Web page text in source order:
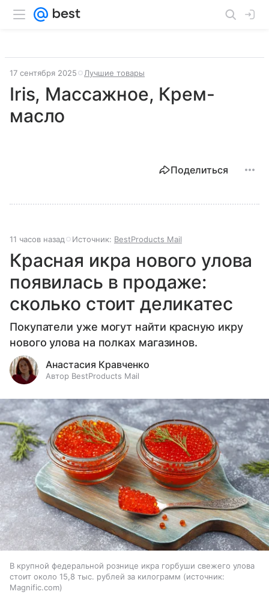
17 сентября 2025 Лучшие товары
Iris, Массажное, Крем-
масло
Поделиться
11 часов назад Источник: BestProducts Mail
Красная икра нового улова
появилась в продаже:
сколько стоит деликатес
Покупатели уже могут найти красную икру
нового улова на полках магазинов.
Анастасия Кравченко
Автор BestProducts Mail
В крупной федеральной рознице икра горбуши свежего улова
стоит около 15,8 тыс. рублей за килограмм
источник:
Magnific.com